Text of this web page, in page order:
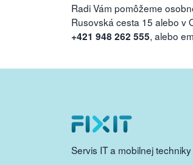
Radi Vám pomôžeme
Rusovská cesta 15 alebo v
+421 948 262 555, alebo
Servis IT a mobilnej techniky